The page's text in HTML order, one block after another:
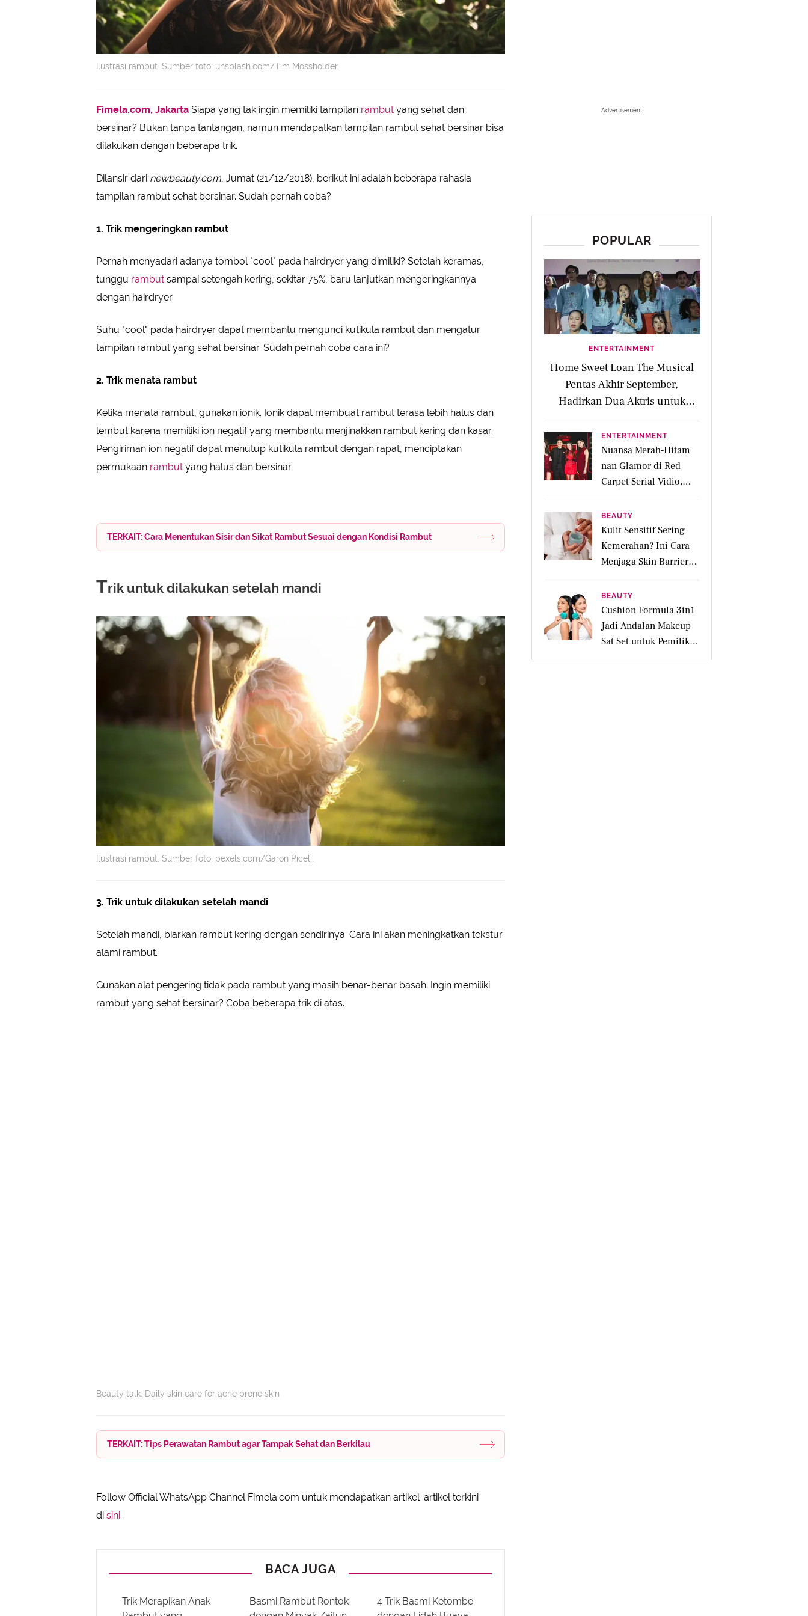
Ilustrasi rambut. Sumber foto: unsplash.com/Tim Mossholder.
Fimela.com, Jakarta Siapa yang tak ingin memiliki tampilan rambut yang sehat dan
bersinar? Bukan tanpa tantangan, namun mendapatkan tampilan rambut sehat bersinar bisa
dilakukan dengan beberapa trik.
Dilansir dari newbeauty.com , Jumat (21/12/2018), berikut ini adalah beberapa rahasia
tampilan rambut sehat bersinar. Sudah pernah coba?
1. Trik mengeringkan rambut
Pernah menyadari adanya tombol "cool" pada hairdryer yang dimiliki? Setelah keramas,
tunggu rambut sampai setengah kering, sekitar 75%, baru lanjutkan mengeringkannya
dengan hairdryer.
Suhu "cool" pada hairdryer dapat membantu mengunci kutikula rambut dan mengatur
tampilan rambut yang sehat bersinar. Sudah pernah coba cara ini?
2. Trik menata rambut
Ketika menata rambut, gunakan ionik. Ionik dapat membuat rambut terasa lebih halus dan
lembut karena memiliki ion negatif yang membantu menjinakkan rambut kering dan kasar.
Pengiriman ion negatif dapat menutup kutikula rambut dengan rapat, menciptakan
permukaan rambut yang halus dan bersinar.
TERKAIT: Cara Menentukan Sisir dan Sikat Rambut Sesuai dengan Kondisi Rambut
Trik untuk dilakukan setelah mandi
Ilustrasi rambut. Sumber foto: pexels.com/Garon Piceli.
3. Trik untuk dilakukan setelah mandi
Setelah mandi, biarkan rambut kering dengan sendirinya. Cara ini akan meningkatkan tekstur
alami rambut.
Gunakan alat pengering tidak pada rambut yang masih benar-benar basah. Ingin memiliki
rambut yang sehat bersinar? Coba beberapa trik di atas.
Beauty talk: Daily skin care for acne prone skin
TERKAIT: Tips Perawatan Rambut agar Tampak Sehat dan Berkilau
Follow Official WhatsApp Channel Fimela.com untuk mendapatkan artikel-artikel terkini
di sini.
BACA JUGA
Trik Merapikan Anak
Basmi Rambut Rontok
4 Trik Basmi Ketombe
Advertisement
POPULAR
ENTERTAINMENT
Home Sweet Loan The Musical
Pentas Akhir September,
Hadirkan Dua Aktris untuk
Peran Kaluna
ENTERTAINMENT
Nuansa Merah-Hitam
nan Glamor di Red
Carpet Serial Vidio,
Jakarta Undercover:
Members Only
BEAUTY
Kulit Sensitif Sering
Kemerahan? Ini Cara
Menjaga Skin Barrier
agar Tetap Tenang
BEAUTY
Cushion Formula 3in1
Jadi Andalan Makeup
Sat Set untuk Pemilik
Kulit Acne Prone